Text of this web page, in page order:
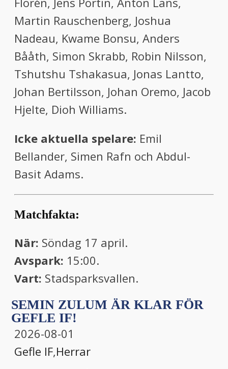
Martin Rauschenberg, Joshua
Nadeau, Kwame Bonsu, Anders
Bååth, Simon Skrabb, Robin Nilsson,
Tshutshu Tshakasua, Jonas Lantto,
Johan Bertilsson, Johan Oremo, Jacob
Hjelte, Dioh Williams.
Icke aktuella spelare: Emil
Bellander, Simen Rafn och Abdul-
Basit Adams.
Matchfakta:
När: Söndag 17 april.
Avspark: 15:00.
Vart: Stadsparksvallen.
SEMIN ZULUM ÄR KLAR FÖR
GEFLE IF!
2026-08-01
Gefle IF,Herrar